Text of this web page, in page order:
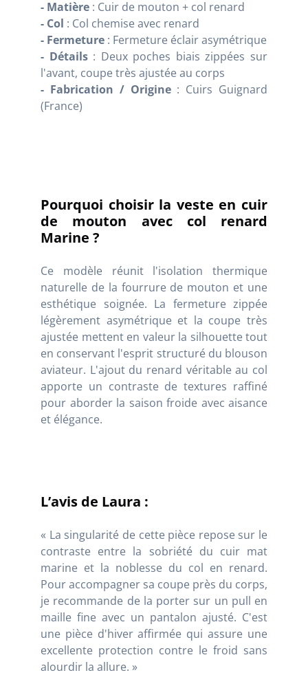
- Matière : Cuir de mouton + col renard
- Col : Col chemise avec renard
- Fermeture : Fermeture éclair asymétrique
- Détails: Deux poches biais zippées sur
l'avant, coupe très ajustée au corps
- Fabrication / Origine: Cuirs Guignard
(France)
Pourquoi choisir la veste en cuir
de mouton avec col renard
Marine ?
Ce modèle réunit l'isolation thermique
naturelle de la fourrure de mouton et une
esthétique soignée. La fermeture zippée
légèrement asymétrique et la coupe très
ajustée mettent en valeur la silhouette tout
en conservant l'esprit structuré du blouson
aviateur. L'ajout du renard véritable au col
apporte un contraste de textures raffiné
pour aborder la saison froide avec aisance
et élégance.
L’avis de Laura :
« La singularité de cette pièce repose sur le
contraste entre la sobriété du cuir mat
marine et la noblesse du col en renard.
Pour accompagner sa coupe près du corps,
je recommande de la porter sur un pull en
maille fine avec un pantalon ajusté. C'est
une pièce d'hiver affirmée qui assure une
excellente protection contre le froid sans
alourdir la allure. »